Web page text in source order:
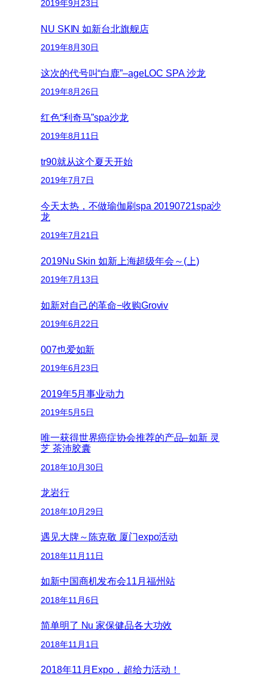
2019年9月23日
NU SKIN 如新台北旗舰店
2019年8月30日
这次的代号叫“白鹿”–ageLOC SPA 沙龙
2019年8月26日
红色“利奇马”spa沙龙
2019年8月11日
tr90就从这个夏天开始
2019年7月7日
今天太热，不做瑜伽刷spa 20190721spa沙
龙
2019年7月21日
2019Nu Skin 如新上海超级年会～(上)
2019年7月13日
如新对自己的革命−收购Groviv
2019年6月22日
007也爱如新
2019年6月23日
2019年5月事业动力
2019年5月5日
唯一获得世界癌症协会推荐的产品–如新 灵
芝 茶沛胶囊
2018年10月30日
龙岩行
2018年10月29日
遇见大牌～陈克敬 厦门expo活动
2018年11月11日
如新中国商机发布会11月福州站
2018年11月6日
简单明了 Nu 家保健品各大功效
2018年11月1日
2018年11月Expo，超给力活动！